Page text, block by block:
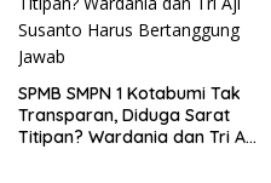
SPMB SMPN 1 Kotabumi Tak
Transparan, Diduga Sarat
Titipan? Wardania dan Tri Aji